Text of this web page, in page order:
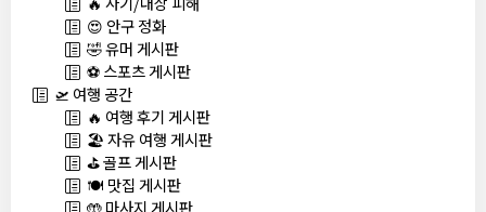
😍 안구 정화
🤣 유머 게시판
⚽ 스포츠 게시판
🛫 여행 공간
🔥 여행 후기 게시판
🏖️ 자유 여행 게시판
⛳ 골프 게시판
🍽️ 맛집 게시판
🤲 마사지 게시판